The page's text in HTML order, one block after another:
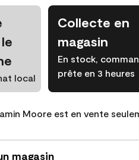
local
Collecte en
magasin
En stock,
prête en 3 heures
Moore est en vente
magasin